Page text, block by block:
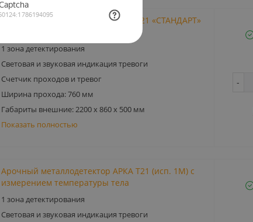
Арочный металлодетектор АРКА Т21 «СТАНДАРТ»
1 зона детектирования
Световая и звуковая индикация тревоги
Счетчик проходов и тревог
Ширина прохода: 760 мм
Габариты внешние: 2200 х 860 х 500 мм
Показать полностью
Арочный металлодетектор АРКА Т21 (исп. 1М) с
измерением температуры тела
1 зона детектирования
Световая и звуковая индикация тревоги